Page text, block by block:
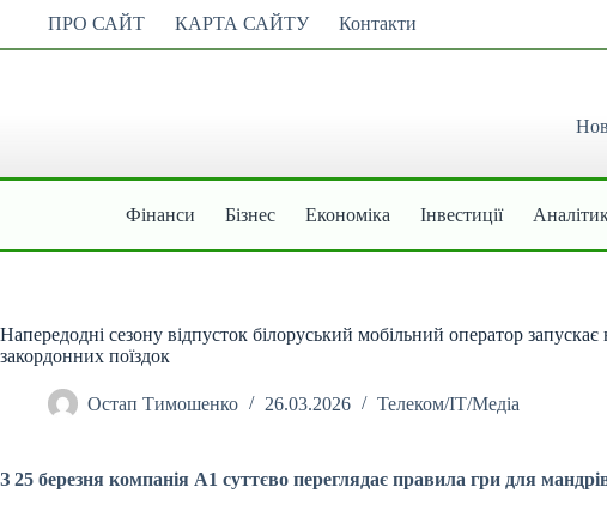
вмісту
ПРО САЙТ КАРТА САЙТУ Контакти
Фінанси Бізнес Економіка Інвестиції
Напередодні сезону відпусток білоруський мобільний оператор запускає
закордонних поїздок
Остап Тимошенко 26.03.2026 Телеком/ІТ/Медіа
З 25 березня компанія А1 суттєво переглядає правила гри для